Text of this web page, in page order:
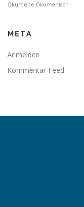
Ökumene Ökumenisch
META
Anmelden
Kommentar-Feed